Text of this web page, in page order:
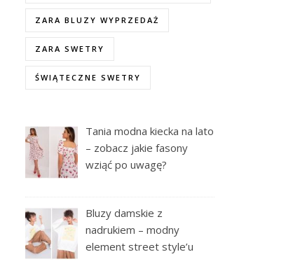
ZARA BLUZY WYPRZEDAŻ
ZARA SWETRY
ŚWIĄTECZNE SWETRY
Tania modna kiecka na lato
– zobacz jakie fasony
wziąć po uwagę?
Bluzy damskie z
nadrukiem – modny
element street style’u